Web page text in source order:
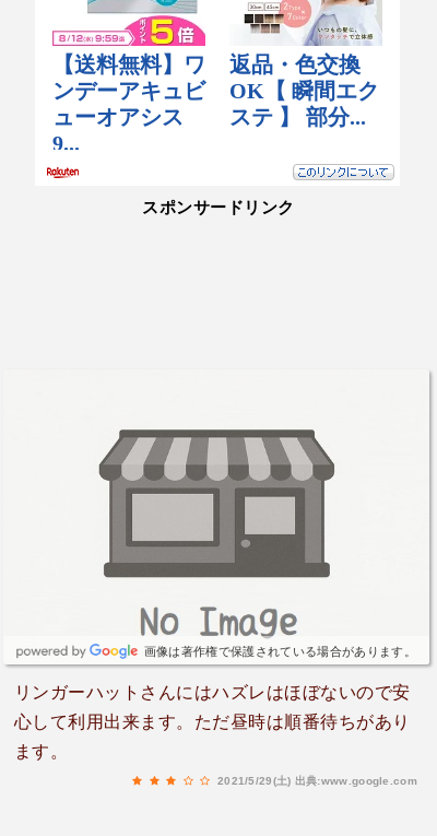
いっぱい、安いよねー‼️楽天カードポイントたま
るし、お得感満載やん‼️美味でした‼️ドレッシング
味変最高‼️
スポンサードリンク
画像は著作権で保護されている場合があります。
リンガーハットさんにはハズレはほぼないので安
心して利用出来ます。ただ昼時は順番待ちがあり
ます。
2021/5/29(土) 出典:www.google.com